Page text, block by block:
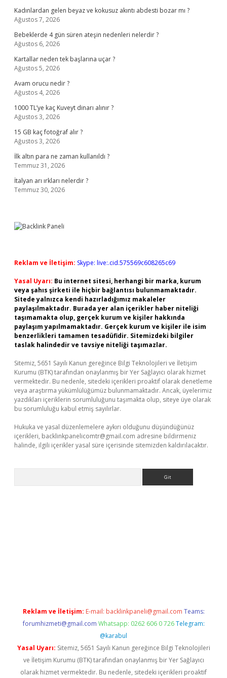
Kadınlardan gelen beyaz ve kokusuz akıntı abdesti bozar mı ?
Ağustos 7, 2026
Bebeklerde 4 gün süren ateşin nedenleri nelerdir ?
Ağustos 6, 2026
Kartallar neden tek başlarına uçar ?
Ağustos 5, 2026
Avam orucu nedir ?
Ağustos 4, 2026
1000 TL’ye kaç Kuveyt dinarı alınır ?
Ağustos 3, 2026
15 GB kaç fotoğraf alır ?
Ağustos 3, 2026
İlk altın para ne zaman kullanıldı ?
Temmuz 31, 2026
İtalyan arı ırkları nelerdir ?
Temmuz 30, 2026
Reklam ve İletişim: Skype: live:.cid.575569c608265c69
Yasal Uyarı: Bu internet sitesi, herhangi bir marka, kurum
veya şahıs şirketi ile hiçbir bağlantısı bulunmamaktadır.
Sitede yalnızca kendi hazırladığımız makaleler
paylaşılmaktadır. Burada yer alan içerikler haber niteliği
taşımamakta olup, gerçek kurum ve kişiler hakkında
paylaşım yapılmamaktadır. Gerçek kurum ve kişiler ile isim
benzerlikleri tamamen tesadüfidir. Sitemizdeki bilgiler
taslak halindedir ve tavsiye niteliği taşımazlar.
Sitemiz, 5651 Sayılı Kanun gereğince Bilgi Teknolojileri ve İletişim
Kurumu (BTK) tarafından onaylanmış bir Yer Sağlayıcı olarak hizmet
vermektedir. Bu nedenle, sitedeki içerikleri proaktif olarak denetleme
veya araştırma yükümlülüğümüz bulunmamaktadır. Ancak, üyelerimiz
yazdıkları içeriklerin sorumluluğunu taşımakta olup, siteye üye olarak
bu sorumluluğu kabul etmiş sayılırlar.
Hukuka ve yasal düzenlemelere aykırı olduğunu düşündüğünüz
içerikleri, backlinkpanelicomtr@gmail.com adresine bildirmeniz
halinde, ilgili içerikler yasal süre içerisinde sitemizden kaldırılacaktır.
Reklam ve İletişim: E-mail: backlinkpaneli@gmail.com Teams:
forumhizmeti@gmail.com Whatsapp: 0262 606 0 726 Telegram:
@karabul
Yasal Uyarı: Sitemiz, 5651 Sayılı Kanun gereğince Bilgi Teknolojileri
ve İletişim Kurumu (BTK) tarafından onaylanmış bir Yer Sağlayıcı
olarak hizmet vermektedir. Bu nedenle, sitedeki içerikleri proaktif